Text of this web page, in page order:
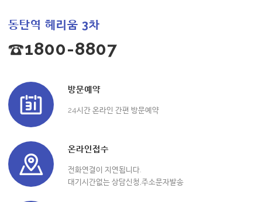
동탄역 헤리움 3차
☎1800-8807
방문예약
24시간 온라인 간편 방문예약
온라인접수
전화연결이 지연됩니다.
대기시간없는 상담신청,주소문자발송